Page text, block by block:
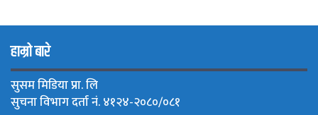
हाम्रो बारे
सुसम मिडिया प्रा. लि
सुचना विभाग दर्ता नं. ४१२४-२०८०/०८१